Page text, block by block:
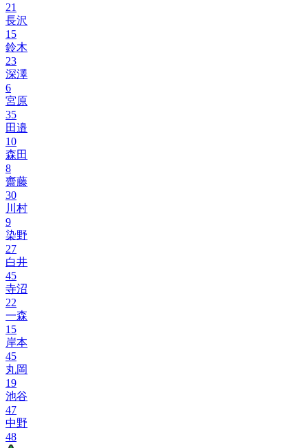
21
長沢
15
鈴木
23
深澤
6
宮原
35
田邉
10
森田
8
齋藤
30
川村
9
染野
27
白井
45
寺沼
22
一森
15
岸本
45
丸岡
19
池谷
47
中野
48